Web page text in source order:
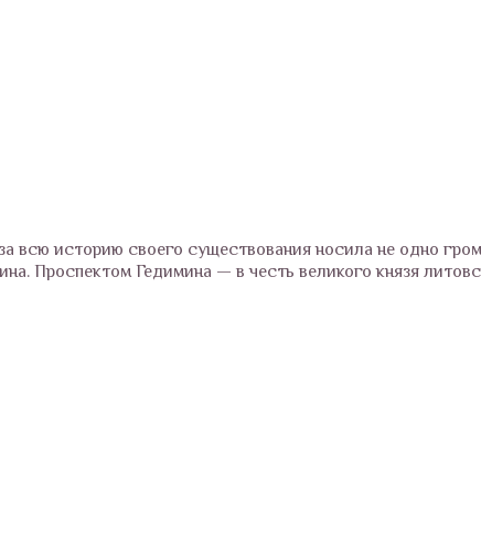
всю историю своего существования носила не одно
Проспектом Гедимина — в честь великого князя